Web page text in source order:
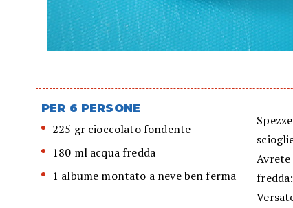
PER 6 PERSONE
225 gr cioccolato fondente
180 ml acqua fredda
1 albume montato a neve ben ferma